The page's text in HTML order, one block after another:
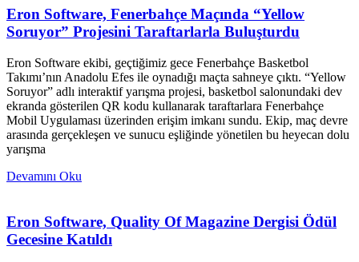
Eron Software, Fenerbahçe Maçında “Yellow
Soruyor” Projesini Taraftarlarla Buluşturdu
Eron Software ekibi, geçtiğimiz gece Fenerbahçe Basketbol
Takımı’nın Anadolu Efes ile oynadığı maçta sahneye çıktı. “Yellow
Soruyor” adlı interaktif yarışma projesi, basketbol salonundaki dev
ekranda gösterilen QR kodu kullanarak taraftarlara Fenerbahçe
Mobil Uygulaması üzerinden erişim imkanı sundu. Ekip, maç devre
arasında gerçekleşen ve sunucu eşliğinde yönetilen bu heyecan dolu
yarışma
Devamını Oku
Eron Software, Quality Of Magazine Dergisi Ödül
Gecesine Katıldı